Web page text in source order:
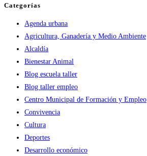
Categorías
Agenda urbana
Agricultura, Ganadería y Medio Ambiente
Alcaldía
Bienestar Animal
Blog escuela taller
Blog taller empleo
Centro Municipal de Formación y Empleo
Convivencia
Cultura
Deportes
Desarrollo económico